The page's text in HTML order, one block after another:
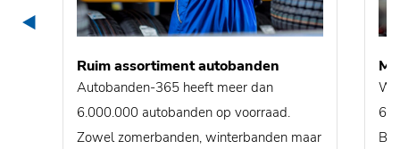
Ruim assortiment autobanden
Autobanden-365 heeft meer dan
6.000.000 autobanden op voorraad.
Zowel zomerbanden, winterbanden maar